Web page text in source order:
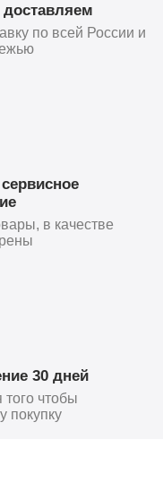
по всей России и
в качестве
30 дней
того чтобы
покупку